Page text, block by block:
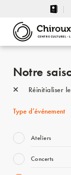
CENTRE CULTUREL -
Notre
Réinitialiser
Type d’événement
Ateliers
Concerts